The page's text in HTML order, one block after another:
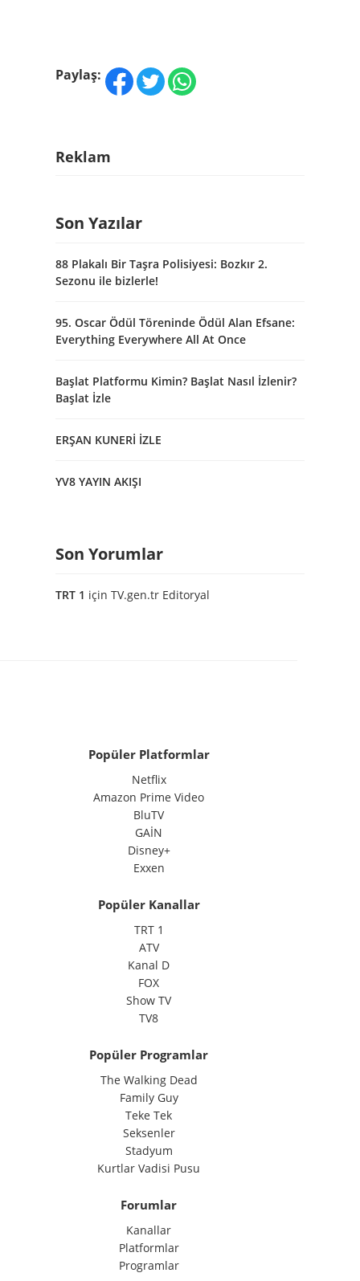
Paylaş:
Reklam
Son Yazılar
88 Plakalı Bir Taşra Polisiyesi: Bozkır 2.
Sezonu ile bizlerle!
95. Oscar Ödül Töreninde Ödül Alan Efsane:
Everything Everywhere All At Once
Başlat Platformu Kimin? Başlat Nasıl İzlenir?
Başlat İzle
ERŞAN KUNERİ İZLE
YV8 YAYIN AKIŞI
Son Yorumlar
TRT 1 için TV.gen.tr Editoryal
Popüler Platformlar
Netflix
Amazon Prime Video
BluTV
GAİN
Disney+
Exxen
Popüler Kanallar
TRT 1
ATV
Kanal D
FOX
Show TV
TV8
Popüler Programlar
The Walking Dead
Family Guy
Teke Tek
Seksenler
Stadyum
Kurtlar Vadisi Pusu
Forumlar
Kanallar
Platformlar
Programlar